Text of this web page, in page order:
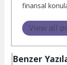
finansal
View all
Benzer